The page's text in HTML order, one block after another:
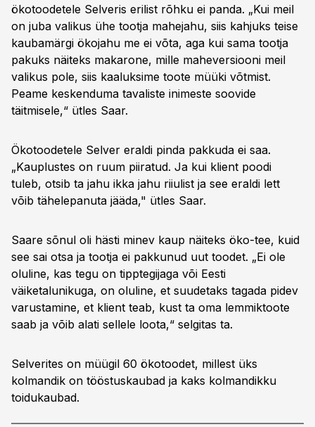
ökotoodetele Selveris erilist rõhku ei panda. „Kui meil
on juba valikus ühe tootja mahejahu, siis kahjuks teise
kaubamärgi ökojahu me ei võta, aga kui sama tootja
pakuks näiteks makarone, mille maheversiooni meil
valikus pole, siis kaaluksime toote müüki võtmist.
Peame keskenduma tavaliste inimeste soovide
täitmisele,“ ütles Saar.
Ökotoodetele Selver eraldi pinda pakkuda ei saa.
„Kauplustes on ruum piiratud. Ja kui klient poodi
tuleb, otsib ta jahu ikka jahu riiulist ja see eraldi lett
võib tähelepanuta jääda," ütles Saar.
Saare sõnul oli hästi minev kaup näiteks öko-tee, kuid
see sai otsa ja tootja ei pakkunud uut toodet. „Ei ole
oluline, kas tegu on tipptegijaga või Eesti
väiketalunikuga, on oluline, et suudetaks tagada pidev
varustamine, et klient teab, kust ta oma lemmiktoote
saab ja võib alati sellele loota,“ selgitas ta.
Selverites on müügil 60 ökotoodet, millest üks
kolmandik on tööstuskaubad ja kaks kolmandikku
toidukaubad.